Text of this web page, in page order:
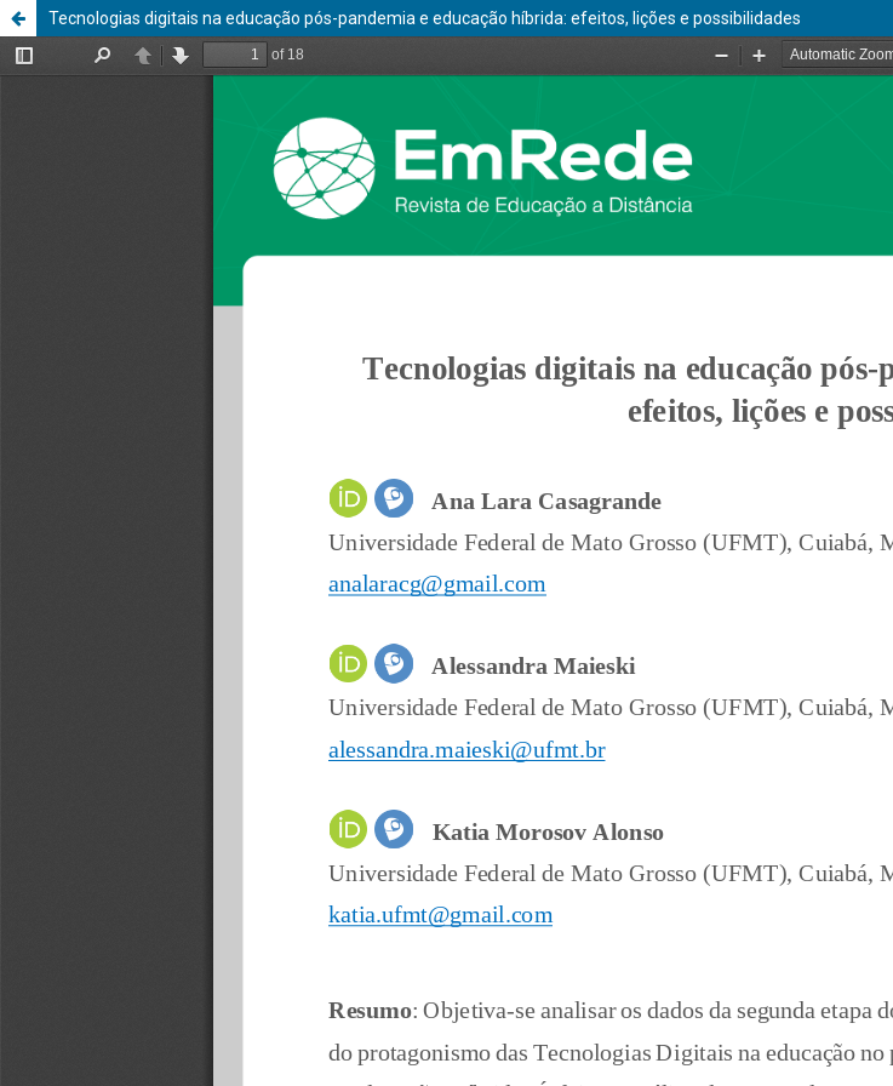
Tecnologias digitais na educação pós-pandemia e educação híbrida: efeitos, lições e possibilidades